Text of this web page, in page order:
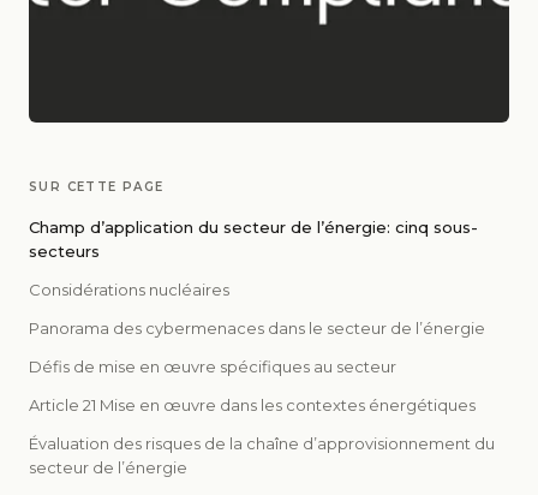
SUR CETTE PAGE
Champ d’application du secteur de l’énergie: cinq sous-
secteurs
Considérations nucléaires
Panorama des cybermenaces dans le secteur de l’énergie
Défis de mise en œuvre spécifiques au secteur
Article 21 Mise en œuvre dans les contextes énergétiques
Évaluation des risques de la chaîne d’approvisionnement du
secteur de l’énergie